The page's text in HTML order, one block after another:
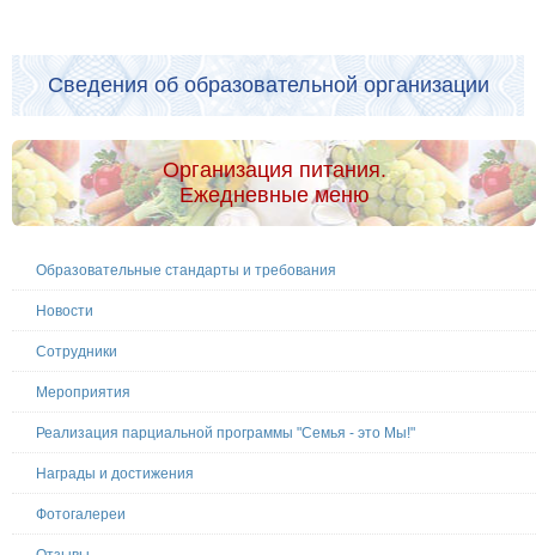
Сведения об образовательной организации
Организация питания.
Ежедневные меню
Образовательные стандарты и требования
Новости
Сотрудники
Мероприятия
Реализация парциальной программы "Семья - это Мы!"
Награды и достижения
Фотогалереи